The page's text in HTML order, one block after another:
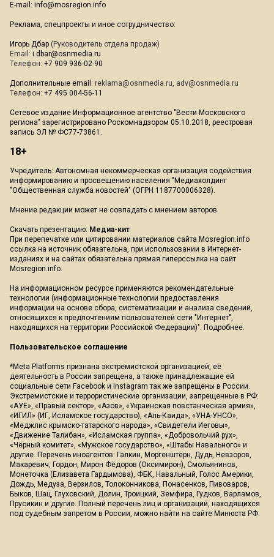
E-mail: info@mosregion.info
Реклама, спецпроекты и иное сотрудничество:
Игорь Дбар (Руководитель отдела продаж)
Email: i.dbar@osnmedia.ru
Телефон: +7 909 936-02-90
Дополнительные email: reklama@osnmedia.ru, adv@osnmedia.ru
Телефон: +7 495 004-56-11
Сетевое издание Информационное агентство "Вести Московского
региона" зарегистрировано Роскомнадзором 05.10.2018, реестровая
запись ЭЛ № ФС77-73861.
18+
Учредитель: Автономная некоммерческая организация содействия
информированию и просвещению населения "Медиахолдинг
"Общественная служба новостей" (ОГРН 1187700006328).
Мнение редакции может не совпадать с мнением авторов.
Скачать презентацию: Медиа-кит
При перепечатке или цитировании материалов сайта Mosregion.info
ссылка на источник обязательна, при использовании в Интернет-
изданиях и на сайтах обязательна прямая гиперссылка на сайт
Mosregion.info.
На информационном ресурсе применяются рекомендательные
технологии (информационные технологии предоставления
информации на основе сбора, систематизации и анализа сведений,
относящихся к предпочтениям пользователей сети "Интернет",
находящихся на территории Российской Федерации)". Подробнее.
Пользовательское соглашение
*Meta Platforms признана экстремистской организацией, её
деятельность в России запрещена, а также принадлежащие ей
социальные сети Facebook и Instagram так же запрещены в России.
Экстремистские и террористические организации, запрещенные в РФ:
«АУЕ», «Правый сектор», «Азов», «Украинская повстанческая армия»,
«ИГИЛ» (ИГ, Исламское государство), «Аль-Каида», «УНА-УНСО»,
«Меджлис крымско-татарского народа», «Свидетели Иеговы»,
«Движение Талибан», «Исламская группа», «Добровольчий рух»,
«Чёрный комитет», «Мужское государство», «Штабы Навального» и
другие. Перечень иноагентов: Галкин, Моргенштерн, Дудь, Невзоров,
Макаревич, Гордон, Мирон Фёдоров (Оксимирон), Смольянинов,
Монеточка (Елизавета Гардымова), ФБК, Навальный, Голос Америки,
Дождь, Медуза, Верзилов, Толоконникова, Понасенков, Пивоваров,
Быков, Шац, Глуховский, Долин, Троицкий, Земфира, Гудков, Варламов,
Прусикин и другие. Полный перечень лиц и организаций, находящихся
под судебным запретом в России, можно найти на сайте Минюста РФ.